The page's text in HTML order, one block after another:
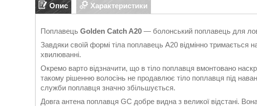
Опис Характеристики
Поплавець Golden Catch A20 — болонський поплавець для
Завдяки своїй формі тіла поплавець А20 відмінно тримається
хвилюванні.
Окремо варто відзначити, що в тіло поплавця вмонтовано
такому рішенню волосінь не продавлює тіло поплавця під
служби поплавця значно збільшується.
Довга антена поплавця GC добре видна з великої відстані.